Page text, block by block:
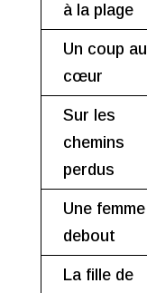
à la plage
Un coup au
cœur
Sur les
chemins
perdus
Une femme
debout
La fille de